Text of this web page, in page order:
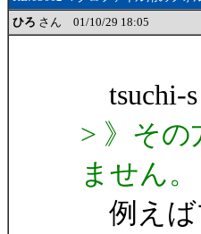
ひろ さん 01/10/29 18:05
tsuchi-
> 》そ
ません。
例えば